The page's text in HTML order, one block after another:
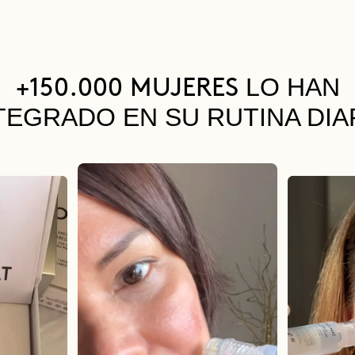
+150.000 MUJERES LO HAN
EN SU RUTINA